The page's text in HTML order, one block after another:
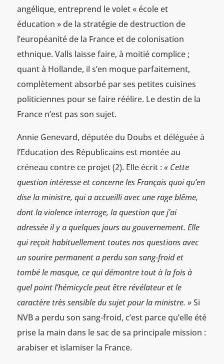
angélique, entreprend le volet « école et
éducation » de la stratégie de destruction de
l’européanité de la France et de colonisation
ethnique. Valls laisse faire, à moitié complice ;
quant à Hollande, il s’en moque parfaitement,
complètement absorbé par ses petites cuisines
politiciennes pour se faire réélire. Le destin de la
France n’est pas son sujet.
Annie Genevard, députée du Doubs et déléguée à
l’Education des Républicains est montée au
créneau contre ce projet (2). Elle écrit : « Cette
question intéresse et concerne les Français quoi qu’en
dise la ministre, qui a accueilli avec une rage blême,
dont la violence interroge, la question que j’ai
adressée il y a quelques jours au gouvernement. Elle
qui reçoit habituellement toutes nos questions avec
un sourire permanent a perdu son sang-froid et
tombé le masque, ce qui démontre tout à la fois à
quel point l’hémicycle peut être révélateur et le
caractère très sensible du sujet pour la ministre. » Si
NVB a perdu son sang-froid, c’est parce qu’elle été
prise la main dans le sac de sa principale mission :
arabiser et islamiser la France.